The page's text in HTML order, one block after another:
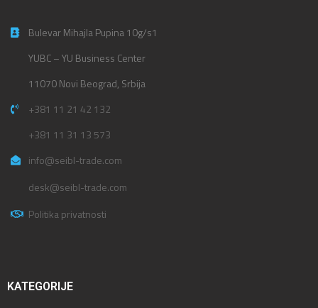
Bulevar Mihajla Pupina 10g/s1
YUBC – YU Business Center
11070 Novi Beograd, Srbija
+381 11 21 42 132
+381 11 31 13 573
info@seibl-trade.com
desk@seibl-trade.com
Politika privatnosti
KATEGORIJE